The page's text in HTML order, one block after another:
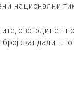
национални
скандали што